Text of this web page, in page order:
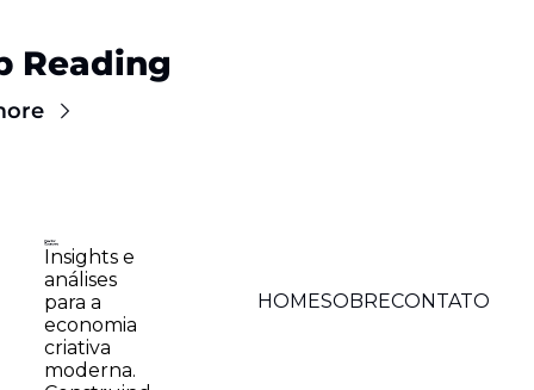
Reading
Insights e
análises
para a
economia
criativa
moderna.
HOMESOBRECONTATO